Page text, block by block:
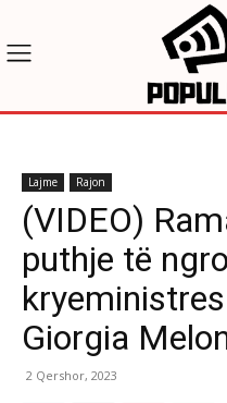
Lajme Rajon
(VIDEO)
puthje të
Giorgia
2 Qershor, 2023